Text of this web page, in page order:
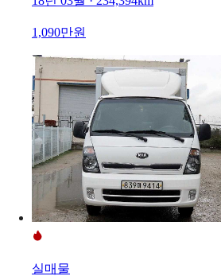
1,090만원
실매물